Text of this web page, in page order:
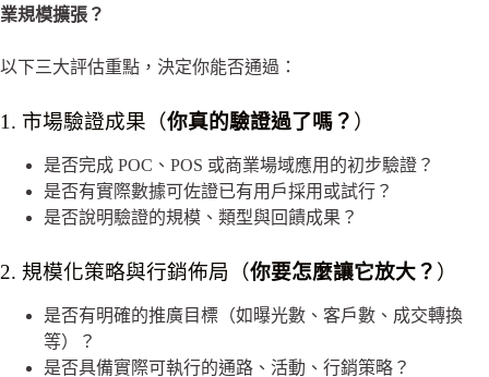
業規模擴張？
以下三大評估重點，決定你能否通過：
1. 市場驗證成果（你真的驗證過了嗎？ ）
是否完成 POC、POS 或商業場域應用的初步驗證？
是否有實際數據可佐證已有用戶採用或試行？
是否說明驗證的規模、類型與回饋成果？
2. 規模化策略與行銷佈局（你要怎麼讓它放大？ ）
是否有明確的推廣目標（如曝光數、客戶數、成交轉換
等）？
是否具備實際可執行的通路、活動、行銷策略？